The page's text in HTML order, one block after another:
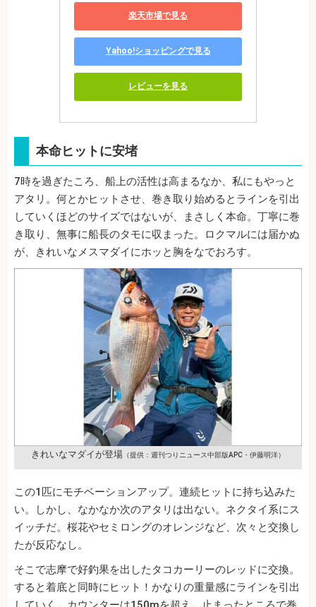
楽天市場で見る
Yahoo!ショッピングで見る
レビューを見る
本命ヒットに安堵
7時を過ぎたころ、船上の活性は高まるなか、私にもやっと
アタリ。何とかヒットさせ、巻き取り始めるとラインを引出
していくほどのサイズではないが、まさしく本命。丁寧に巻
き取り、無事に船長のタモに収まった。ロクマルには届かぬ
が、きれいなメスマダイにホッと胸をなでおろす。
きれいなマダイが登場 （提供：週刊つりニュース中部版APC・伊藤明洋）
この1匹にモチベーションアップ。連続ヒットに持ち込みた
い。しかし、なかなか次のアタリは出ない。ネクタイ系にス
イッチだ。桜花やセミロングのオレンジなど、次々と交換し
たが反応なし。
そこで志摩で好釣果を出したタコカーリーのレッドに交換。
すると着底と同時にヒット！かなりの重量感にラインを引出